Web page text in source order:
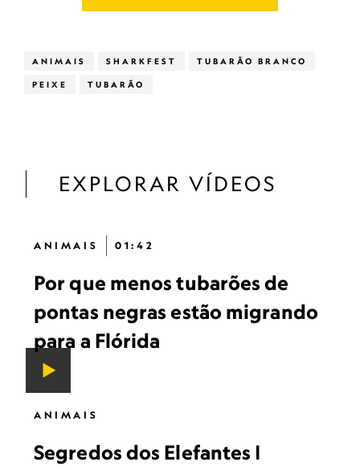
ANIMAIS SHARKFEST TUBARÃO BRANCO
PEIXE TUBARÃO
EXPLORAR VÍDEOS
ANIMAIS 01:42
Por que menos tubarões de
pontas negras estão migrando
para a Flórida
ANIMAIS
Segredos dos Elefantes |